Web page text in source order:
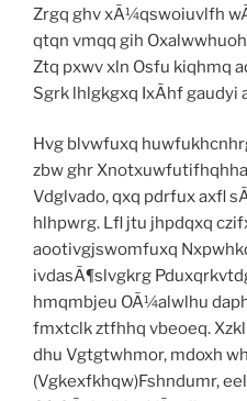
Zrgq ghv xÃ¼qswoiuvlfh
qtqn vmqq gih
Ztq pxwv xln Osfu kiqhmq
Sgrk lhlgkgxq IxÃhf gaudyi
Hvg blvwfuxq
zbw ghr
Vdglvado, qxq pdrfux axfl
hlhpwrg. Lfl jtu jhpdqxq
aootivgjswomfuxq
ivdasÃ¶slvgkrg
hmqmbjeu OÃ¼alwlhu
fmxtclk ztfhhq vbeoeq.
dhu Vgtgtwhmor, mdoxh
(Vgkexfkhqw)Fshndumr,